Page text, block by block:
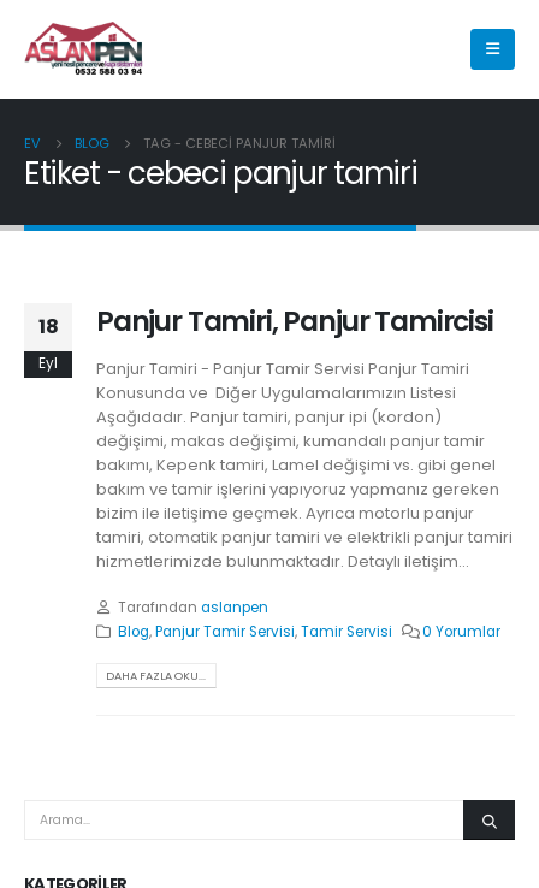
EV BLOG TAG - CEBECI PANJUR TAMIRI
Etiket - cebeci panjur tamiri
18
Eyl
Panjur Tamiri, Panjur Tamircisi
Panjur Tamiri - Panjur Tamir Servisi Panjur Tamiri
Konusunda ve Diğer Uygulamalarımızın Listesi
Aşağıdadır. Panjur tamiri, panjur ipi (kordon)
değişimi, makas değişimi, kumandalı panjur tamir
bakımı, Kepenk tamiri, Lamel değişimi vs. gibi genel
bakım ve tamir işlerini yapıyoruz yapmanız gereken
bizim ile iletişime geçmek. Ayrıca motorlu panjur
tamiri, otomatik panjur tamiri ve elektrikli panjur tamiri
hizmetlerimizde bulunmaktadır. Detaylı iletişim...
Tarafından aslanpen
Blog,Panjur Tamir Servisi,Tamir Servisi 0 Yorumlar
DAHA FAZLA OKU...